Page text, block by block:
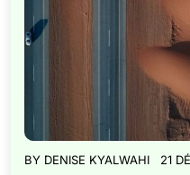
BY DENISE KYALWAHI 21